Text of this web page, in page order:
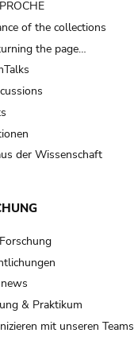
of the collections
the page…
der Wissenschaft
& Praktikum
mit unseren Teams